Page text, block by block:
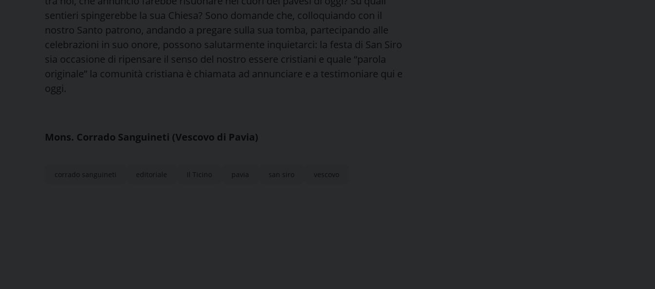
sentieri spingerebbe la sua Chiesa? Sono domande che, colloquiando con il
nostro Santo patrono, andando a pregare sulla sua tomba, partecipando alle
celebrazioni in suo onore, possono salutarmente inquietarci: la festa di San Siro
sia occasione di ripensare il senso del nostro essere cristiani e quale “parola
originale” la comunità cristiana è chiamata ad annunciare e a testimoniare qui e
oggi.
Mons. Corrado Sanguineti (Vescovo di Pavia)
corrado sanguineti editoriale Il Ticino pavia san siro vescovo